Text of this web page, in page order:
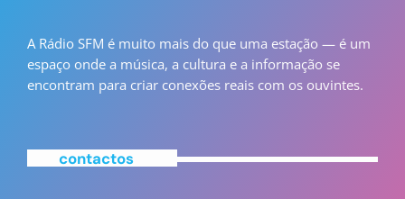
A Rádio SFM é muito mais do que uma estação — é um
espaço onde a música, a cultura e a informação se
encontram para criar conexões reais com os ouvintes.
contactos